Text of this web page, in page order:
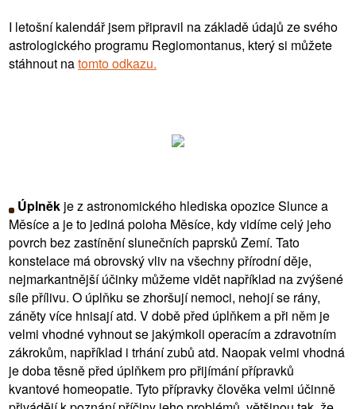
I letošní kalendář jsem připravil na základě údajů ze svého
astrologického programu Regiomontanus, který si můžete
stáhnout natomto odkazu.
Úplněk je z astronomického hlediska opozice Slunce a
Měsíce a je to jediná poloha Měsíce, kdy vidíme celý jeho
povrch bez zastínění slunečních paprsků Zemí. Tato
konstelace má obrovský vliv na všechny přírodní děje,
nejmarkantnější účinky můžeme vidět například na zvýšené
síle přílivu. O úplňku se zhoršují nemoci, nehojí se rány,
záněty více hnisají atd. V době před úplňkem a při něm je
velmi vhodné vyhnout se jakýmkoli operacím a zdravotním
zákrokům, například i trhání zubů atd. Naopak velmi vhodná
je doba těsně před úplňkem pro přijímání přípravků
kvantové homeopatie. Tyto přípravky člověka velmi účinně